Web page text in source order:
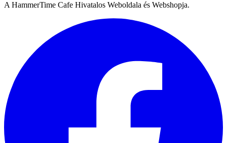
A HammerTime Cafe Hivatalos Weboldala és Webshopja.